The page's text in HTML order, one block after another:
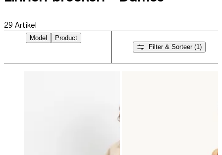
29 Artikel
Model
Product
Filter & Sorteer (1)